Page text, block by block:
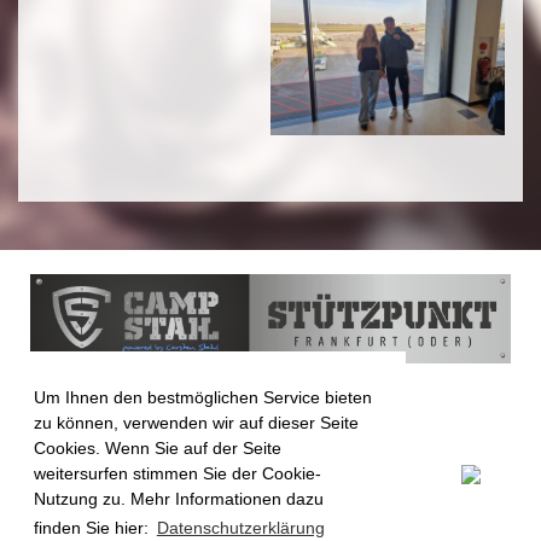
Um Ihnen den bestmöglichen Service bieten
zu können, verwenden wir auf dieser Seite
Cookies. Wenn Sie auf der Seite
weitersurfen stimmen Sie der Cookie-
Nutzung zu. Mehr Informationen dazu
finden Sie hier: Datenschutzerklärung